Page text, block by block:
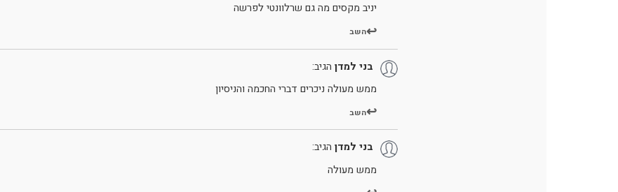
יניב מקסים מה גם שרלוונטי לפרשה
השב
בני למדן הגיב:
ממש מעולה ניכרים דברי החכמה והניסיון
השב
בני למדן הגיב:
ממש מעולה